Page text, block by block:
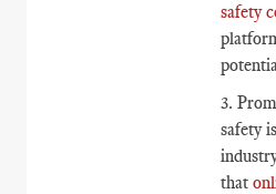
safety
3.
safety
that